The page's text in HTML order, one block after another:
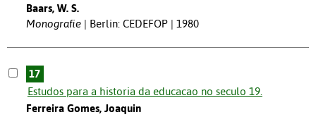
Baars, W. S.
Monografie
Berlin: CEDEFOP | 1980
17
Estudos para a historia da educacao no seculo 19.
Ferreira Gomes, Joaquin